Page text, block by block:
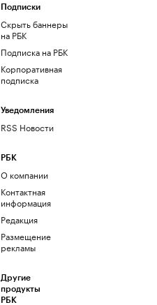
Подписки
Скрыть баннеры
на РБК
Подписка на РБК
Корпоративная
подписка
Уведомления
RSS Новости
РБК
О компании
Контактная
информация
Редакция
Размещение
рекламы
Другие
продукты
РБК